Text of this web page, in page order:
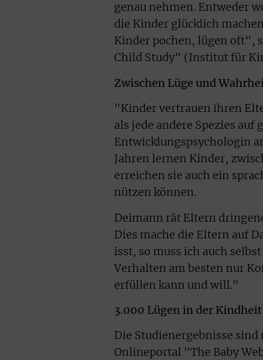
genau nehmen. Entweder
die Kinder glücklich
Kinder pochen, lügen oft",
Child Study" (Institut für
Zwischen Lüge und
"Kinder vertrauen ihren
als jede andere Spezies
Entwicklungspsychologin
Jahren lernen Kinder,
erreichen sie auch ein
nützen können.
Deimann rät Eltern
Dies mache die Eltern auf
isst, so muss ich auch
Verhalten am besten nur
erfüllen kann und will."
3.000 Lügen in der
Die Studienergebnisse
Onlineportal "The Baby